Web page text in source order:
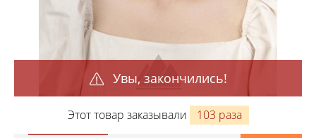
Увы, закончились!
Этот товар заказывали 103 раза